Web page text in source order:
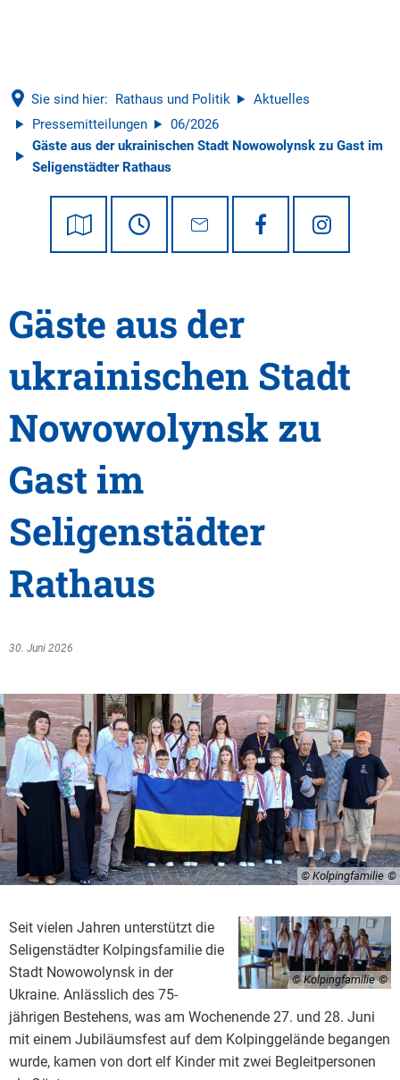
Sie sind hier: Rathaus und Politik
Aktuelles
Pressemitteilungen
06/2026
Gäste aus der ukrainischen Stadt Nowowolynsk zu Gast im
Seligenstädter Rathaus
Gäste aus der
ukrainischen Stadt
Nowowolynsk zu
Gast im
Seligenstädter
Rathaus
30. Juni 2026
© Kolpingfamilie
© Kolpingfamilie
Seit vielen Jahren unterstützt die
Seligenstädter Kolpingsfamilie die
Stadt Nowowolynsk in der
Ukraine. Anlässlich des 75-
jährigen Bestehens, was am Wochenende 27. und 28. Juni
mit einem Jubiläumsfest auf dem Kolpinggelände begangen
wurde, kamen von dort elf Kinder mit zwei Begleitpersonen